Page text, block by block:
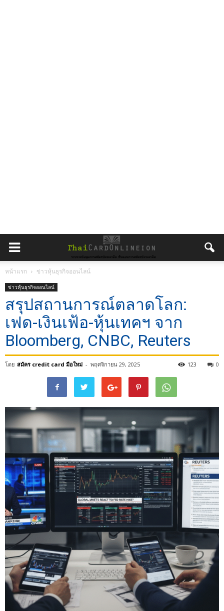
หน้าแรก ข่าวหุ้นธุรกิจออนไลน์
ข่าวหุ้นธุรกิจออนไลน์
สรุปสถานการณ์ตลาดโลก:
เฟด-เงินเฟ้อ-หุ้นเทคฯ จาก
Bloomberg, CNBC, Reuters
โดย สมัคร credit card มือใหม่ - พฤศจิกายน 29, 2025 0
123